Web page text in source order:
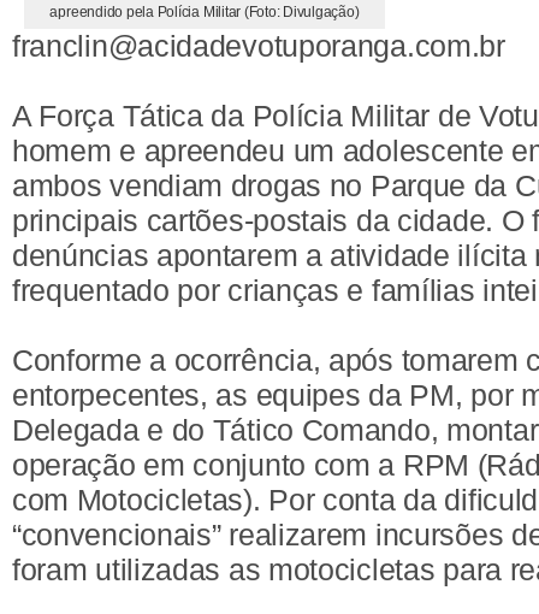
apreendido pela Polícia Militar (Foto: Divulgação)
franclin@acidadevotuporanga.com.br
A Força Tática da Polícia Militar de
homem e apreendeu um adolescente
ambos vendiam drogas no Parque da
principais cartões-postais da cidade. O
denúncias apontarem a atividade ilícita
frequentado por crianças e famílias
Conforme a ocorrência, após tomarem
entorpecentes, as equipes da PM, por
Delegada e do Tático Comando,
operação em conjunto com a RPM
com Motocicletas). Por conta da
“convencionais” realizarem incursões
foram utilizadas as motocicletas para